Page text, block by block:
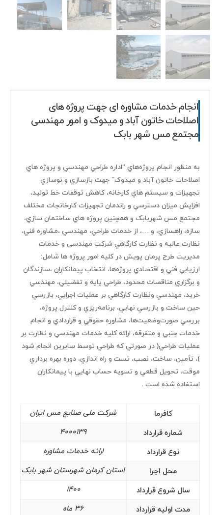
انجام خدمات مشاوره ای جهت پروژه های
اصلاحات خاتون آباد و میدوک و امور مهندسی
مجتمع مس شهر بابک
به منظور انجام پروژه‌هاي “اداره طراحي مهندسي و پروژه هاي
اصلاحات خاتون آباد و ميدوک” جهت بازسازي و نوسازي
تجهيزات و سيستم هاي کارخانه، کاهش توقفات خط توليد،
افزايش ميزان دسترسي و راندمان تجهيزات کارخانجات مختلف
مجتمع مس شهربابک و همچنين پروژه هاي ساختمان سازي،
سازه، راهسازي، و …، از خدمات طراحي، مهندسي ،مشاوره فني،
نظارت عاليه و نظارت کارگاهي شرکت مهندسی و خدمات
مدیریت طرح پرمان پویش در کليه امور پروژه ها شامل:
ارزيابي فني و اقتصادي پروژه‌ها، انتخاب پيمانکاران ،سازندگان
و برگزاري مناقصات محدود، طراحي پايه و تفضيلي، مهندسي
خريد، مهندسي ونظارت کارگاهي بر عمليات اجرايي، بازرسي
حين ساخت و بازرسي نهايي، برنامه‌ريزي و کنترل پروژه،
بررسي صورت‌وضعيت‌ها، مشاوره حقوقي و قراردادي و انجام
خدمات جنبي و متفرقه، ارائه کليه خدمات مهندسي و نظارت بر
عمليات طراحي( در صورتي که طراحي توسط سايرين انجام شود
)، تأمين، ساخت، نصب، تست و راه اندازي، دوره بهره برداري
موقت، تحويل قطعي و تسويه حساب نهايي با پيمانکاران
استفاده شده است .
کافرما شرکت ملی صنایع مس ایران
شماره قرارداد 4000139
نوع قرارداد ارائه خدمات مشاوره
محل اجرا استان کرمان شهرستان شهر بابک
سال شروع قرارداد 1400
مدت اولیه قرارداد 36 ماه
پرمان پویش
صفحه اصلی
پروژه ها
مدیران مجموعه
درباره ما
خدمات
گواهینامه ها و تقدیرنامه ها
دسترسی سریع
تماس با ما